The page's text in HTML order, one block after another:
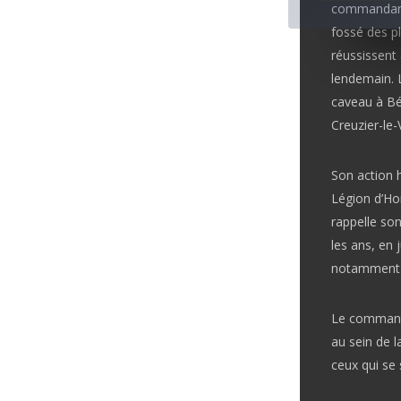
fossé des
réussissent
lendemain.
caveau à
Creuzier-
Son action
Légion
rappelle
les ans, en
notamment
Le
au sein de
ceux qui